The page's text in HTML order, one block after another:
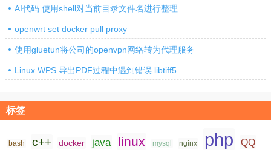
AI代码 使用shell对当前目录文件名进行整理
openwrt set docker pull proxy
使用gluetun将公司的openvpn网络转为代理服务
Linux WPS 导出PDF过程中遇到错误 libtiff5
标签
bash c++ docker java linux mysql nginx php QQ